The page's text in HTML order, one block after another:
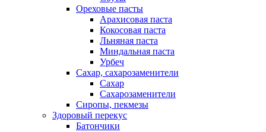
Ореховые пасты
Арахисовая паста
Кокосовая паста
Льняная паста
Миндальная паста
Урбеч
Сахар, сахарозаменители
Сахар
Сахарозаменители
Сиропы, пекмезы
Здоровый перекус
Батончики